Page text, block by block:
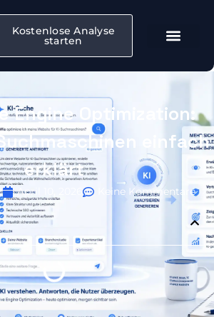
Kostenlose Analyse
starten
Engine Optimization:
einfach
erklärt
April 10, 2026 Keine Kommentare